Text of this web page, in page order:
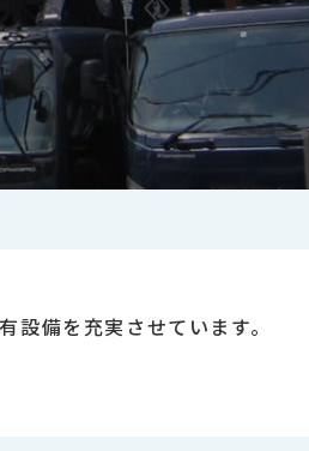
備を充実させています。